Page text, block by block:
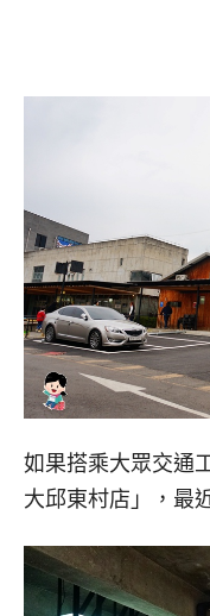
如果搭乘大眾交通
大邱東村店」，最